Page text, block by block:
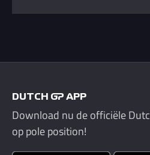
DUTCH GP APP
Download nu de officiële
op pole position!